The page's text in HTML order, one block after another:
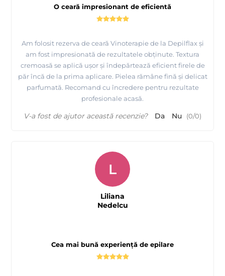
O ceară impresionant de eficientă
Am folosit rezerva de ceară Vinoterapie de la Depilflax și
am fost impresionată de rezultatele obținute. Textura
cremoasă se aplică ușor și îndepărtează eficient firele de
păr încă de la prima aplicare. Pielea rămâne fină și delicat
parfumată. Recomand cu încredere pentru rezultate
profesionale acasă.
V-a fost de ajutor această recenzie? Da Nu (0/0)
Cea mai bună experiență de epilare
L
Liliana
Nedelcu